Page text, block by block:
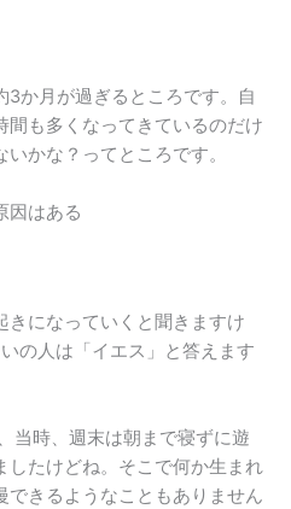
か月が過ぎるところです。自
間も多くなってきているのだけ
かな？ってところです。
因はある
きになっていくと聞きますけ
の人は「イエス」と答えます
当時、週末は朝まで寝ずに遊
したけどね。そこで何か生まれ
できるようなこともありません